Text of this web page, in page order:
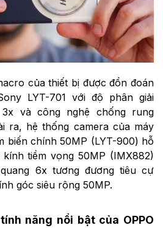
của thiết bị được đồn đoán
LYT-701 với độ phân giải
3x và công nghệ chống rung
ra, hệ thống camera của máy
biến chính 50MP (LYT-900) hỗ
tiềm vọng 50MP (IMX882)
6x tương đương tiêu cự
góc siêu rộng 50MP.
năng nổi bật của OPPO